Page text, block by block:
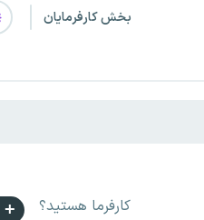
بخش کارفرمایان
کارفرما هستید؟